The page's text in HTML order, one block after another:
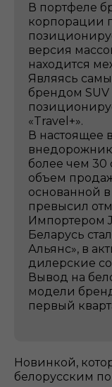
В портфеле
корпорации
версия
находится
Являясь
брендом SUV
«Travel+».
В настоящее
более чем 30
объем
основанной
превысил
Импортером
Беларусь
Альянс», в
дилерские
Вывод на
модели
первый
Новинкой,
белорусским